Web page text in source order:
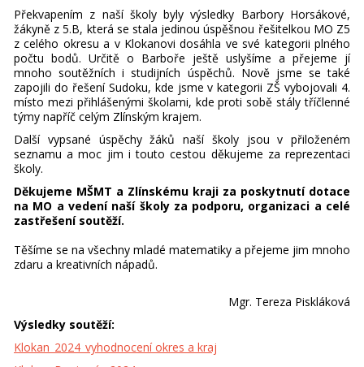
Překvapením z naší školy byly výsledky Barbory Horsákové,
žákyně z 5.B, která se stala jedinou úspěšnou řešitelkou MO Z5
z celého okresu a v Klokanovi dosáhla ve své kategorii plného
počtu bodů. Určitě o Barboře ještě uslyšíme a přejeme jí
mnoho soutěžních i studijních úspěchů. Nově jsme se také
zapojili do řešení Sudoku, kde jsme v kategorii ZŠ vybojovali 4.
místo mezi přihlášenými školami, kde proti sobě stály tříčlenné
týmy napříč celým Zlínským krajem.
Další vypsané úspěchy žáků naší školy jsou v přiloženém
seznamu a moc jim i touto cestou děkujeme za reprezentaci
školy.
Děkujeme MŠMT a Zlínskému kraji za poskytnutí dotace
na MO a vedení naší školy za podporu, organizaci a celé
zastřešení soutěží.
Těšíme se na všechny mladé matematiky a přejeme jim mnoho
zdaru a kreativních nápadů.
Mgr. Tereza Piskláková
Výsledky soutěží:
Klokan_2024_vyhodnocení okres a kraj